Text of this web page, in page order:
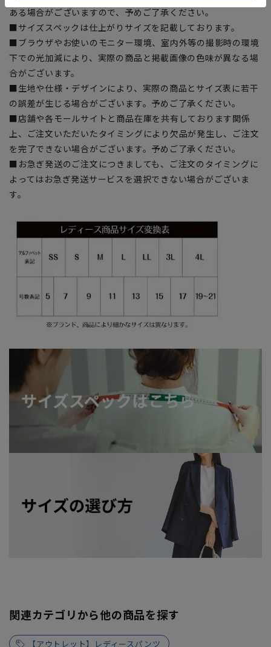
ある場合がございますので、予めご了承ください。
■サイズスペックは仕上がりサイズを記載しております。
■ブラウザやお使いのモニター環境、室内外等の撮影時の環境
下での光加減により、実際の商品と掲載画像の色味が異なる場
合がございます。
■生地や仕様・デザインにより、実際の商品とサイズ表に若干
の誤差が生じる場合がございます。予めご了承ください。
■店舗や各モールサイトと商品在庫を共有しております関係
上、ご注文いただいたタイミングにより欠品が発生し、ご注文
を完了できない場合がございます。予めご了承ください。
■お急ぎ発送のご注文につきましても、ご注文のタイミングに
よってはお急ぎ発送サービスを選択できない場合がございま
す。
関連カテゴリから他の商品を探す
【アウトレット】レディースパンツ